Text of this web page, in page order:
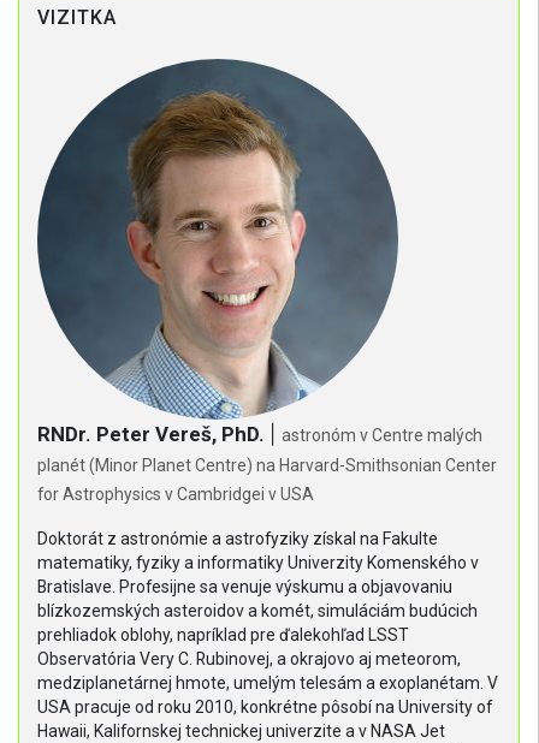
VIZITKA
RNDr. Peter Vereš, PhD.
astronóm v Centre malých
planét (Minor Planet Centre) na Harvard-Smithsonian Center
for Astrophysics v Cambridgei v USA
Doktorát z astronómie a astrofyziky získal na Fakulte
matematiky, fyziky a informatiky Univerzity Komenského v
Bratislave. Profesijne sa venuje výskumu a objavovaniu
blízkozemských asteroidov a komét, simuláciám budúcich
prehliadok oblohy, napríklad pre ďalekohľad LSST
Observatória Very C. Rubinovej, a okrajovo aj meteorom,
medziplanetárnej hmote, umelým telesám a exoplanétam. V
USA pracuje od roku 2010, konkrétne pôsobí na University of
Hawaii, Kalifornskej technickej univerzite a v NASA Jet